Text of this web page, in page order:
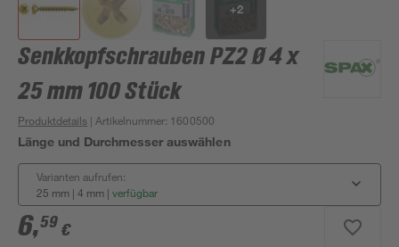
+2
Senkkopfschrauben PZ2 Ø 4 x
25 mm 100 Stück
Produktdetails | Artikelnummer: 1600500
Länge und Durchmesser auswählen
Varianten aufrufen:
25 mm | 4 mm | verfügbar
6,59 €